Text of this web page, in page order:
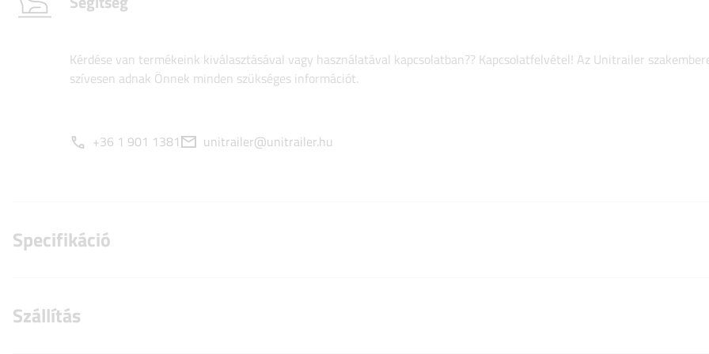
Kérdése van termékeink kiválasztásával vagy használatával kapcsolatban?? Kapcsolatfelvétel! Az Unitrailer
szívesen adnak Önnek minden szükséges információt.
+36 1 901 1381 unitrailer@unitrailer.hu
Specifikáció
Szállítás